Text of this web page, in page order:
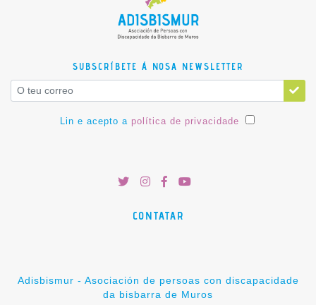
SUBSCRÍBETE Á NOSA NEWSLETTER
Lin e acepto a política de privacidade
CONTATAR
Adisbismur - Asociación de persoas con discapacidade
da bisbarra de Muros